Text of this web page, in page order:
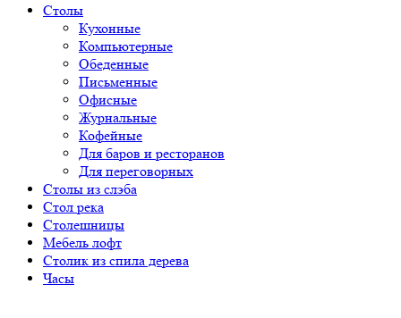
Столы
Кухонные
Компьютерные
Обеденные
Письменные
Офисные
Журнальные
Кофейные
Для баров и ресторанов
Для переговорных
Столы из слэба
Стол река
Столешницы
Мебель лофт
Столик из спила дерева
Часы